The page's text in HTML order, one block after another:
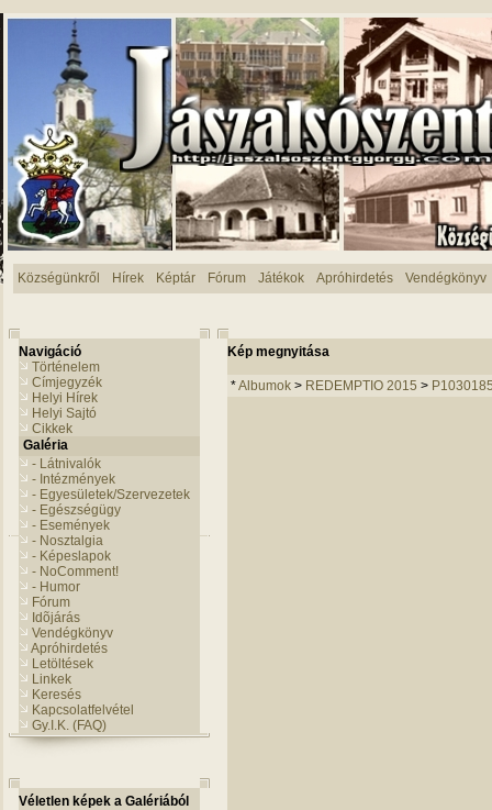
Községünkről Hírek Képtár Fórum Játékok Apróhirdetés Vendégkönyv
Navigáció
Történelem
Címjegyzék
Helyi Hírek
Helyi Sajtó
Cikkek
Galéria
- Látnivalók
- Intézmények
- Egyesületek/Szervezetek
- Egészségügy
- Események
- Nosztalgia
- Képeslapok
- NoComment!
- Humor
Fórum
Idõjárás
Vendégkönyv
Apróhirdetés
Letöltések
Linkek
Keresés
Kapcsolatfelvétel
Gy.I.K. (FAQ)
Véletlen képek a Galériából
Kép megnyitása
*Albumok > REDEMPTIO 2015 >